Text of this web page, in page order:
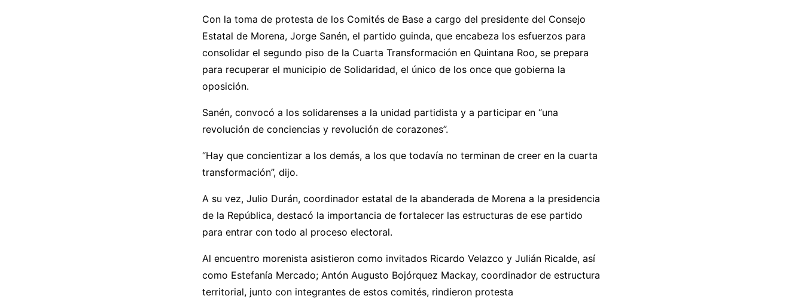
Con la toma de protesta de los Comités de Base a cargo del presidente del Consejo
Estatal de Morena, Jorge Sanén, el partido guinda, que encabeza los esfuerzos para
consolidar el segundo piso de la Cuarta Transformación en Quintana Roo, se prepara
para recuperar el municipio de Solidaridad, el único de los once que gobierna la
oposición.
Sanén, convocó a los solidarenses a la unidad partidista y a participar en “una
revolución de conciencias y revolución de corazones”.
“Hay que concientizar a los demás, a los que todavía no terminan de creer en la cuarta
transformación”, dijo.
A su vez, Julio Durán, coordinador estatal de la abanderada de Morena a la presidencia
de la República, destacó la importancia de fortalecer las estructuras de ese partido
para entrar con todo al proceso electoral.
Al encuentro morenista asistieron como invitados Ricardo Velazco y Julián Ricalde, así
como Estefanía Mercado; Antón Augusto Bojórquez Mackay, coordinador de estructura
territorial, junto con integrantes de estos comités, rindieron protesta